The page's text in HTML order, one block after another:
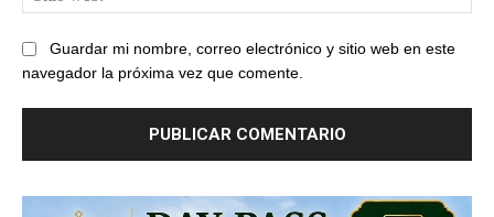
Guardar mi nombre, correo electrónico y sitio web en este
navegador la próxima vez que comente.